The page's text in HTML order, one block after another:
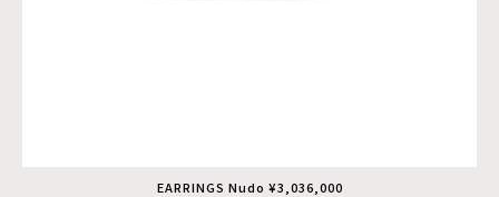
EARRINGS Nudo ¥3,036,000